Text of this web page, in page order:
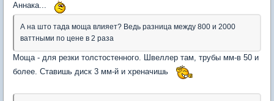
Аннака...
А на што тада моща влияет? Ведь разница между 800 и 2000
ваттными по цене в 2 раза
Моща - для резки толстостенного. Швеллер там, трубы мм-в 50 и
более. Ставишь диск 3 мм-й и хреначишь